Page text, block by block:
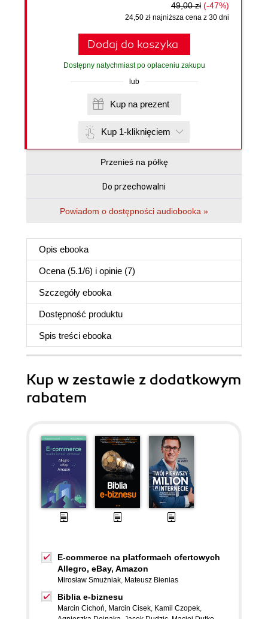
49,00 zł (-47%)
24,50 zł najniższa cena z 30 dni
Dodaj do koszyka
Dostępny natychmiast po opłaceniu zakupu
lub
Kup na prezent
Kup 1-kliknięciem
Przenieś na półkę
Do przechowalni
Powiadom o dostępności audiobooka »
Opis ebooka
Ocena (5.1/6) i opinie (7)
Szczegóły ebooka
Dostępność produktu
Spis treści ebooka
Kup w zestawie z dodatkowym
rabatem
E-commerce na platformach ofertowych
Allegro, eBay, Amazon
Mirosław Smużniak, Mateusz Bienias
Biblia e-biznesu
Marcin Cichoń, Marcin Cisek, Kamil Czopek,